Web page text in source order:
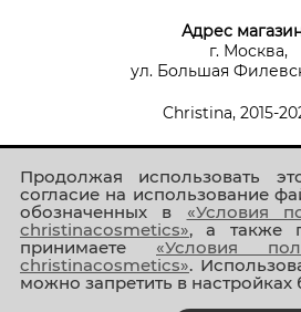
Продолжая использовать
согласие на использование
обозначенных в «Условия
christinacosmetics», а также
принимаете «Условия
christinacosmetics».
можно запретить в настройках
Адрес
г. Москва,
ул. Большая
Christina, 2015-